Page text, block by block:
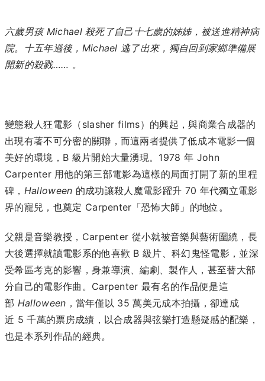
六歲男孩 Michael 殺死了自己十七歲的姊姊，被送進精神病
院。十五年過後，Michael 逃了出來，獨自回到家鄉準備展
開新的殺戮…… 。
變態殺人狂電影（slasher films）的興起，與商業合成器的
出現有著不可分密的關聯，而這兩者提供了低成本電影一個
美好的環境，B 級片開始大量湧現。1978 年 John
Carpenter 用他的第三部電影為這樣的局面打開了新的里程
碑， Halloween 的成功讓殺人魔電影躍升 70 年代獨立電影
界的寵兒，也奠定 Carpenter「恐怖大師」的地位。
父親是音樂教授，Carpenter 從小就被音樂與藝術圍繞，長
大後選擇就讀電影系的他喜歡 B 級片、科幻鬼怪電影，並深
受希區考克的影響，身兼導演、編劇、製作人，甚至替大部
分自己的電影作曲。Carpenter 最有名的作品便是這
部 Halloween ，當年僅以 35 萬美元成本拍攝，卻達成
近 5 千萬的票房成績，以合成器與弦樂打造懸疑感的配樂，
也是本系列作品的經典。